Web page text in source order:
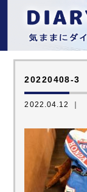
20220408-3
2022.04.12 ｜